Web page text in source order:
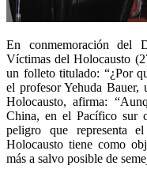
En conmemoración del
Víctimas del Holocausto
un folleto titulado: “¿Por
el profesor Yehuda Bauer,
Holocausto, afirma:
China, en el Pacífico sur
peligro que representa
Holocausto tiene como
más a salvo posible de